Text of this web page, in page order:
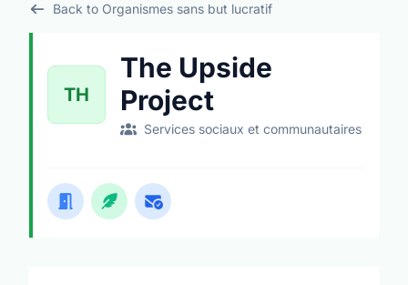
Back to Organismes sans but lucratif
TH
The Upside
Project
Services sociaux et communautaires